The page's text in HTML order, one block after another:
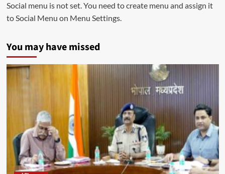
Social menu is not set. You need to create menu and assign it
to Social Menu on Menu Settings.
You may have missed